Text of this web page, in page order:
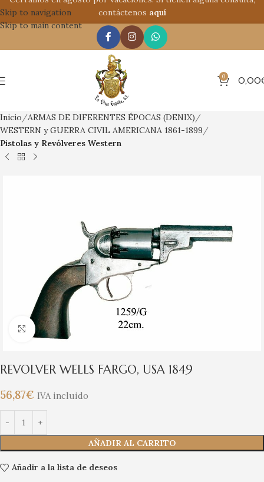
Skip to navigation
Skip to main content
0 0,00
Inicio
ARMAS DE DIFERENTES ÉPOCAS (DENIX)
WESTERN y GUERRA CIVIL AMERICANA 1861-1899
Pistolas y Revólveres Western
Clic para ampliar
REVOLVER WELLS FARGO, USA 1849
56,87€ IVA incluido
AÑADIR AL CARRITO
Añadir a la lista de deseos
contáctenos aquí